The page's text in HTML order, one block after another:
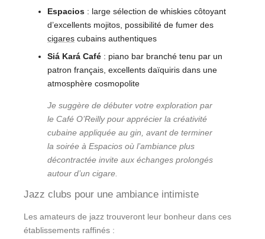
Espacios : large sélection de whiskies côtoyant
d’excellents mojitos, possibilité de fumer des
cigares cubains authentiques
Siá Kará Café : piano bar branché tenu par un
patron français, excellents daïquiris dans une
atmosphère cosmopolite
Je suggère de débuter votre exploration par
le Café O’Reilly pour apprécier la créativité
cubaine appliquée au gin, avant de terminer
la soirée à Espacios où l’ambiance plus
décontractée invite aux échanges prolongés
autour d’un cigare.
Jazz clubs pour une ambiance intimiste
Les amateurs de jazz trouveront leur bonheur dans ces
établissements raffinés :